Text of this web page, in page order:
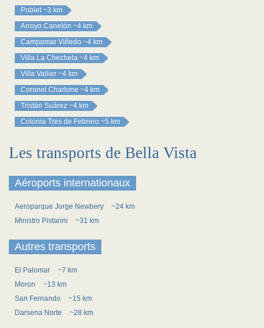
Poblet ~3 km
Arroyo Canelón ~4 km
Campomar Viñedo ~4 km
Villa La Chechela ~4 km
Villa Vallier ~4 km
Coronel Charlone ~4 km
Tristán Suárez ~4 km
Colonia Tres de Febrero ~5 km
Les transports de Bella Vista
Aéroports internationaux
Aeroparque Jorge Newbery
~24 km
Ministro Pistarini
~31 km
Autres transports
El Palomar
~7 km
Moron
~13 km
San Fernando
~15 km
Darsena Norte
~28 km